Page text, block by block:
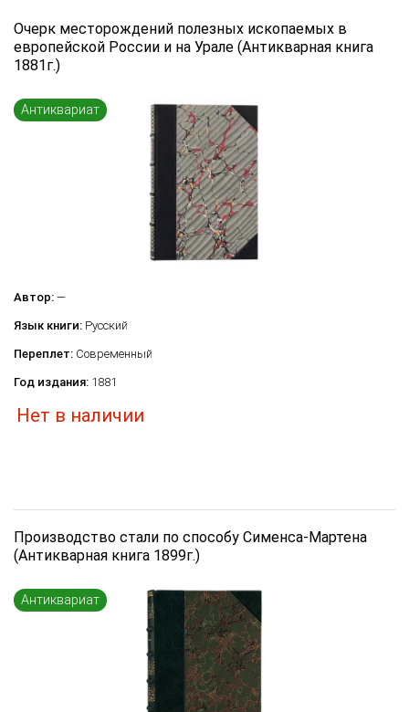
Очерк месторождений полезных ископаемых в
европейской России и на Урале (Антикварная книга
1881г.)
Антиквариат
Автор: —
Язык книги: Русский
Переплет: Современный
Год издания: 1881
Нет в наличии
Производство стали по способу Сименса-Мартена
(Антикварная книга 1899г.)
Антиквариат